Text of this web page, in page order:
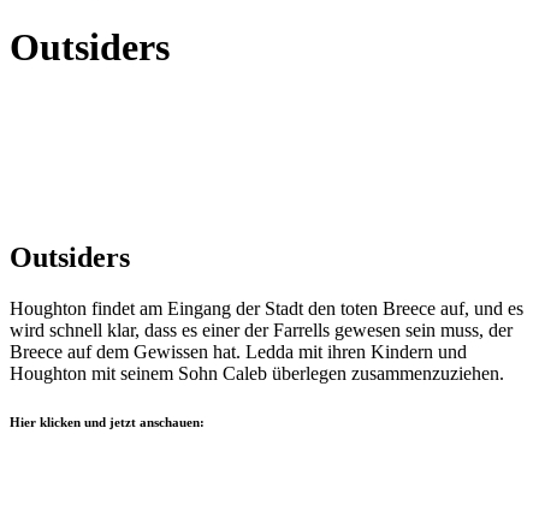
Outsiders
Outsiders
Houghton findet am Eingang der Stadt den toten Breece auf, und es
wird schnell klar, dass es einer der Farrells gewesen sein muss, der
Breece auf dem Gewissen hat. Ledda mit ihren Kindern und
Houghton mit seinem Sohn Caleb überlegen zusammenzuziehen.
Hier klicken und jetzt anschauen: